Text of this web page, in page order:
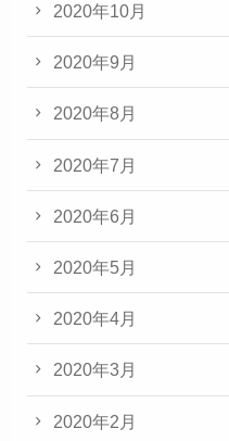
2020年10月
2020年9月
2020年8月
2020年7月
2020年6月
2020年5月
2020年4月
2020年3月
2020年2月